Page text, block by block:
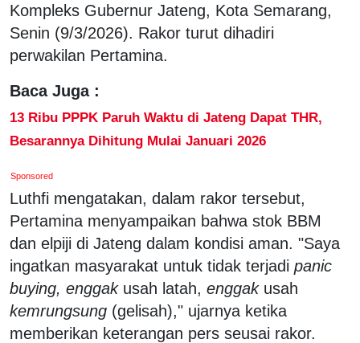
Kompleks Gubernur Jateng, Kota Semarang,
Senin (9/3/2026). Rakor turut dihadiri
perwakilan Pertamina.
Baca Juga :
13 Ribu PPPK Paruh Waktu di Jateng Dapat THR,
Besarannya Dihitung Mulai Januari 2026
Sponsored
Luthfi mengatakan, dalam rakor tersebut,
Pertamina menyampaikan bahwa stok BBM
dan elpiji di Jateng dalam kondisi aman. "Saya
ingatkan masyarakat untuk tidak terjadi panic
buying, enggakusah latah, enggakusah
kemrungsung (gelisah)," ujarnya ketika
memberikan keterangan pers seusai rakor.